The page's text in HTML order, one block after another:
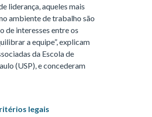
liderança, aqueles mais
ambiente de trabalho são
de interesses entre os
a equipe”, explicam
da Escola de
(USP), e concederam
legais